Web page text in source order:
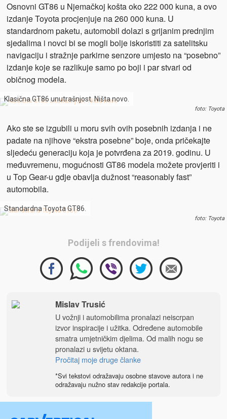
Osnovni GT86 u Njemačkoj košta oko 222 000 kuna, a ovo
izdanje Toyota procjenjuje na 260 000 kuna. U
standardnom paketu, automobil dolazi s grijanim prednjim
sjedalima i novci bi se mogli bolje iskoristiti za satelitsku
navigaciju i stražnje parkirne senzore umjesto na “posebno”
izdanje koje se razlikuje samo po boji i par stvari od
običnog modela.
Klasična GT86 unutrašnjost. Ništa novo.
foto: Toyota
Ako ste se izgubili u moru svih ovih posebnih izdanja i ne
padate na njihove “ekstra posebne” boje, onda pričekajte
sljedeću generaciju koja je potvrđena za 2019. godinu. U
međuvremenu, mogućnosti GT86 modela možete provjeriti i
u Top Gear-u gdje obavlja dužnost “reasonably fast”
automobila.
Standardna Toyota GT86.
foto: Toyota
Podijeli s frendovima!
Mislav Trusić
U vožnji i automobilima pronalazi neiscrpan
izvor inspiracije i užitka. Određene automobile
smatra umjetničkim djelima. Od malih nogu se
pronalazi u svijetu oktana.
Pročitaj moje druge članke
*Svi tekstovi odražavaju osobne stavove autora i ne
odražavaju nužno stav redakcije portala.